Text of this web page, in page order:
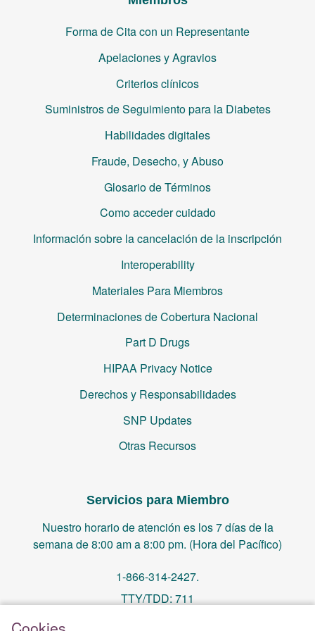
Forma de Cita con un Representante
Apelaciones y Agravios
Criterios clínicos
Suministros de Seguimiento para la Diabetes
Habilidades digitales
Fraude, Desecho, y Abuso
Glosario de Términos
Como acceder cuidado
Información sobre la cancelación de la inscripción
Interoperability
Materiales Para Miembros
Determinaciones de Cobertura Nacional
Part D Drugs
HIPAA Privacy Notice
Derechos y Responsabilidades
SNP Updates
Otras Recursos
Servicios para Miembro
Nuestro horario de atención es los 7 días de la
semana de 8:00 am a 8:00 pm. (Hora del Pacífico)
1-866-314-2427.
TTY/TDD: 711